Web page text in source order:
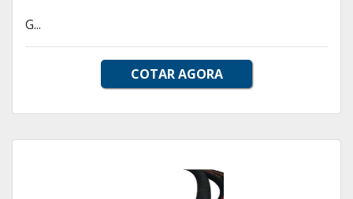
G...
COTAR AGORA